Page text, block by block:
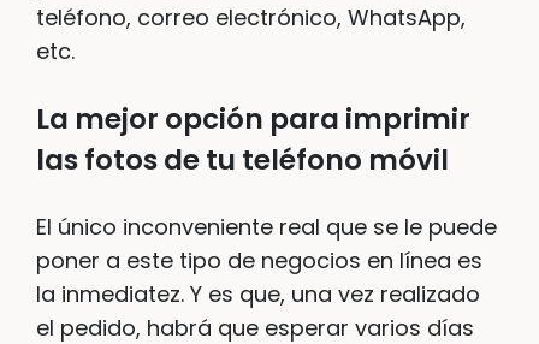
teléfono, correo electrónico, WhatsApp,
etc.
La mejor opción para imprimir
las fotos de tu teléfono móvil
El único inconveniente real que se le puede
poner a este tipo de negocios en línea es
la inmediatez. Y es que, una vez realizado
el pedido, habrá que esperar varios días